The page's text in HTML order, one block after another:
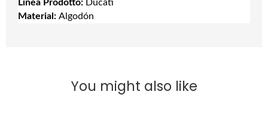
Linea Prodotto:
Ducati
Material: Algodón
You might also like